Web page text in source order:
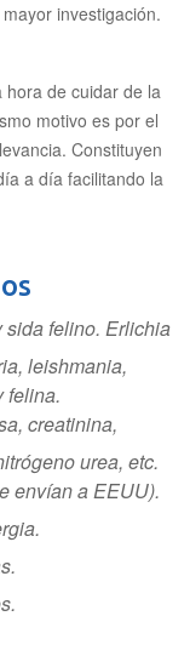
investigación.
hora de cuidar de la
motivo es por el
Constituyen
a día facilitando la
felino. Erlichia
leishmania,
felina.
creatinina,
urea, etc.
envían a EEUU).